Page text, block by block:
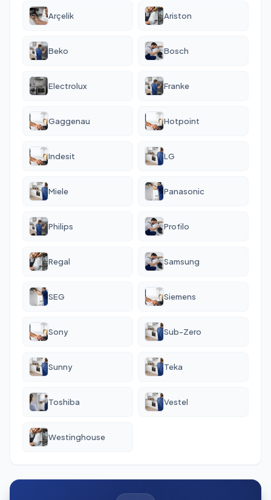
Arçelik Ariston
Beko Bosch
Electrolux Franke
Gaggenau Hotpoint
Indesit LG
Miele Panasonic
Philips Profilo
Regal Samsung
SEG Siemens
Sony Sub-Zero
Sunny Teka
Toshiba Vestel
Westinghouse